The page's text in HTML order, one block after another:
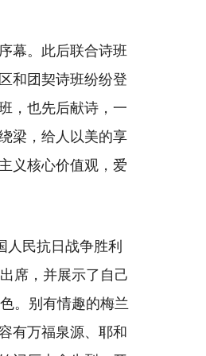
幕。此后联合诗班
和团契诗班纷纷登
，也先后献诗，一
梁，给人以美的享
义核心价值观，爱
民抗日战争胜利
席，并展示了自己
。别有情趣的梅兰
有万福泉源、耶和